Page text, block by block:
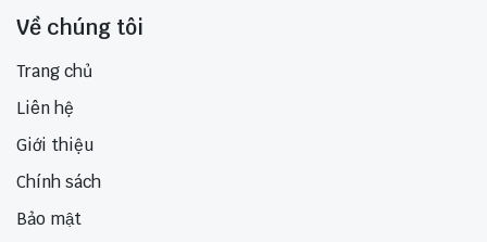
Về chúng tôi
Trang chủ
Liên hệ
Giới thiệu
Chính sách
Bảo mật